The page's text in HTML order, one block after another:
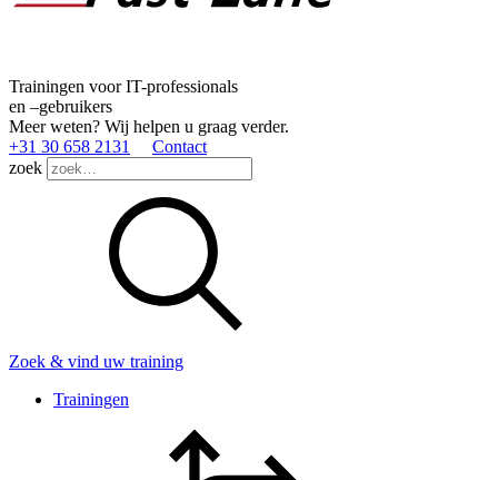
Trainingen voor IT-professionals
en –gebruikers
Meer weten? Wij helpen u graag verder.
+31 30 658 2131
Contact
zoek
Zoek & vind uw training
Trainingen